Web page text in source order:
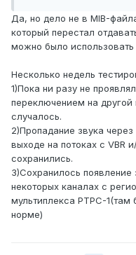
Да, но дело не в MIB-
который перестал
можно было использовать
Несколько недель
1)Пока ни разу не
переключением на другой
случалось.
2)Пропадание звука
выходе на потоках с VBR
сохранились.
3)Сохранилось появление
некоторых каналах с
мультиплекса РТРС-1(там
норме)